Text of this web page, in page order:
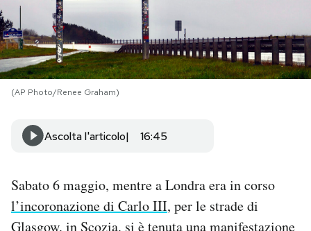
NEWSLETTER
I MIEI PREFERITI
SHOP
CALENDARIO
AREA PERSONALE
Area Personale
(AP Photo/Renee Graham)
Ascolta l'articolo 16:45
Sabato 6 maggio, mentre a Londra era in corso
l’incoronazione di Carlo III, per le strade di
Glasgow, in Scozia, si è tenuta una manifestazione